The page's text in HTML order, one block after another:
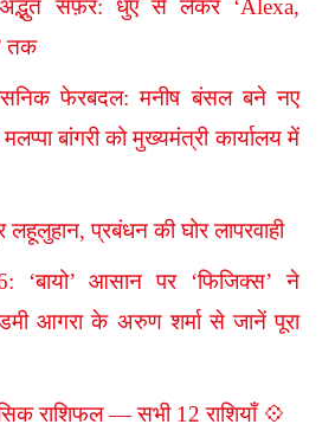
अद्भुत सफ़र: धुएँ से लेकर ‘Alexa,
तक
फेरबदल: मनीष बंसल बने नए
बांगरी को मुख्यमंत्री कार्यालय में
प्रबंधन की घोर लापरवाही
‘बायो’ आसान पर ‘फिजिक्स’ ने
आगरा के अरुण शर्मा से जानें पूरा
राशिफल — सभी 12 राशियाँ 💠